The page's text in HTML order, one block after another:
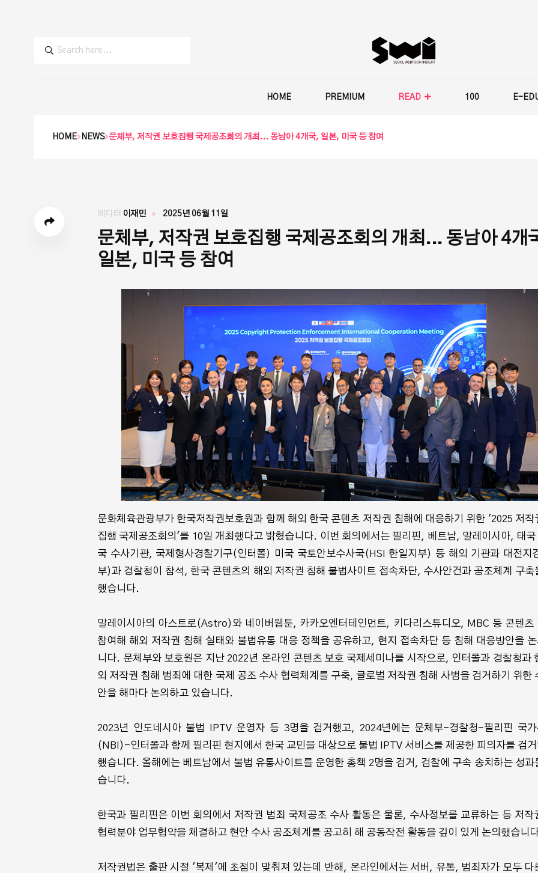
HOME PREMIUM READ 100 E-
HOME NEWS 문체부, 저작권 보호집행 국제공조회의 개최... 동남아 4개국, 일본, 미국 등 참여
에디터 이재민 2025년 06월 11일
문체부, 저작권 보호집행 국제공조회의 개최... 동남아 4개
일본, 미국 등 참여
문화체육관광부가 한국저작권보호원과 함께 해외 한국 콘텐츠 저작권 침해에 대응하기 위한 '2025 저작
집행 국제공조회의'를 10일 개최했다고 밝혔습니다. 이번 회의에서는 필리핀, 베트남, 말레이시아, 태국
국 수사기관, 국제형사경찰기구(인터폴) 미국 국토안보수사국(HSI 한일지부) 등 해외 기관과 대전지
부)과 경찰청이 참석, 한국 콘텐츠의 해외 저작권 침해 불법사이트 접속차단, 수사안건과 공조체계 구축
했습니다.
말레이시아의 아스트로(Astro)와 네이버웹툰, 카카오엔터테인먼트, 키다리스튜디오, MBC 등 콘텐츠
참여해 해외 저작권 침해 실태와 불법유통 대응 정책을 공유하고, 현지 접속차단 등 침해 대응방안을
니다. 문체부와 보호원은 지난 2022년 온라인 콘텐츠 보호 국제세미나를 시작으로, 인터폴과 경찰청과
외 저작권 침해 범죄에 대한 국제 공조 수사 협력체계를 구축, 글로벌 저작권 침해 사범을 검거하기 위한
안을 해마다 논의하고 있습니다.
2023년 인도네시아 불법 IPTV 운영자 등 3명을 검거했고, 2024년에는 문체부-경찰청-필리핀 국가
(NBI)-인터폴과 함께 필리핀 현지에서 한국 교민을 대상으로 불법 IPTV 서비스를 제공한 피의자를 검
했습니다. 올해에는 베트남에서 불법 유통사이트를 운영한 총책 2명을 검거, 검찰에 구속 송치하는 성과
습니다.
한국과 필리핀은 이번 회의에서 저작권 범죄 국제공조 수사 활동은 물론, 수사정보를 교류하는 등 저작
협력분야 업무협약을 체결하고 현안 수사 공조체계를 공고히 해 공동작전 활동을 깊이 있게 논의했습니
저작권법은 출판 시절 '복제'에 초점이 맞춰져 있는데 반해, 온라인에서는 서버, 유통, 범죄자가 모두 다
⟨나 혼자만 레벨업⟩ 극장판
제작 확정
이현세 만화 창작캠프, 91
명 예비작가 참여해 마무
리... 우수작 네이버웹툰에
2027년
애니메